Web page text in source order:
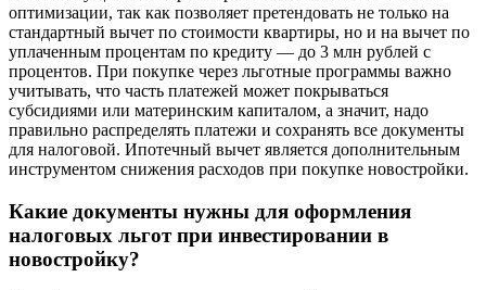
оптимизации, так как позволяет претендовать не только на
стандартный вычет по стоимости квартиры, но и на вычет по
уплаченным процентам по кредиту — до 3 млн рублей с
процентов. При покупке через льготные программы важно
учитывать, что часть платежей может покрываться
субсидиями или материнским капиталом, а значит, надо
правильно распределять платежи и сохранять все документы
для налоговой. Ипотечный вычет является дополнительным
инструментом снижения расходов при покупке новостройки.
Какие документы нужны для оформления
налоговых льгот при инвестировании в
новостройку?